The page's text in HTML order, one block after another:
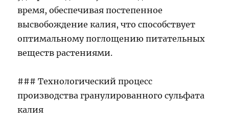
время, обеспечивая постепенное
высвобождение калия, что способствует
оптимальному поглощению питательных
веществ растениями.
### Технологический процесс
производства гранулированного сульфата
калия